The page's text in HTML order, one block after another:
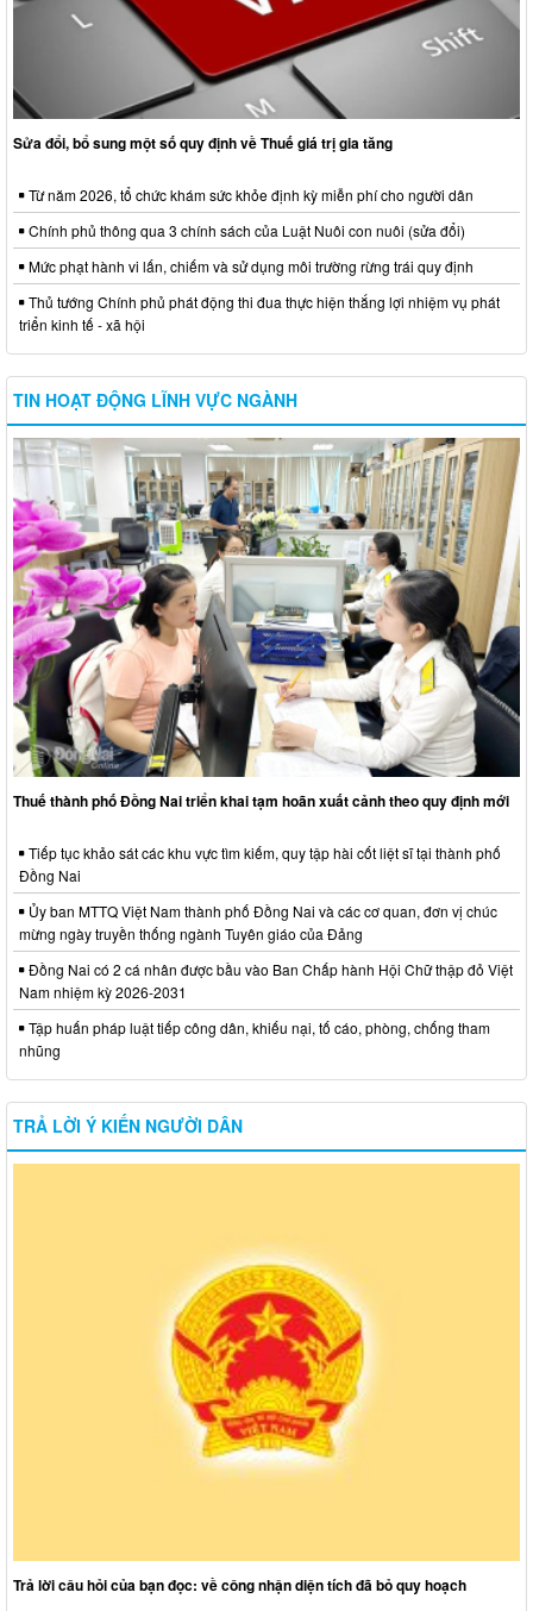
Sửa đổi, bổ sung một số quy định về Thuế giá trị gia tăng
Từ năm 2026, tổ chức khám sức khỏe định kỳ miễn phí cho người dân
Chính phủ thông qua 3 chính sách của Luật Nuôi con nuôi (sửa đổi)
Mức phạt hành vi lấn, chiếm và sử dụng môi trường rừng trái quy định
Thủ tướng Chính phủ phát động thi đua thực hiện thắng lợi nhiệm vụ phát
triển kinh tế - xã hội
TIN HOẠT ĐỘNG LĨNH VỰC NGÀNH
Thuế thành phố Đồng Nai triển khai tạm hoãn xuất cảnh theo quy định mới
Tiếp tục khảo sát các khu vực tìm kiếm, quy tập hài cốt liệt sĩ tại thành phố
Đồng Nai
Ủy ban MTTQ Việt Nam thành phố Đồng Nai và các cơ quan, đơn vị chúc
mừng ngày truyền thống ngành Tuyên giáo của Đảng
Đồng Nai có 2 cá nhân được bầu vào Ban Chấp hành Hội Chữ thập đỏ Việt
Nam nhiệm kỳ 2026-2031
Tập huấn pháp luật tiếp công dân, khiếu nại, tố cáo, phòng, chống tham
nhũng
TRẢ LỜI Ý KIẾN NGƯỜI DÂN
Trả lời câu hỏi của bạn đọc: về công nhận diện tích đã bỏ quy hoạch